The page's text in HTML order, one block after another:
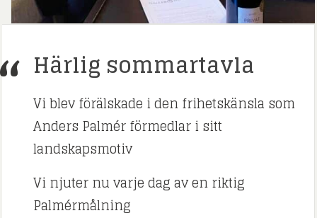
Härlig sommartavla
Vi blev förälskade i den frihetskänsla som
Anders Palmér förmedlar i sitt
landskapsmotiv
Vi njuter nu varje dag av en riktig
Palmérmålning